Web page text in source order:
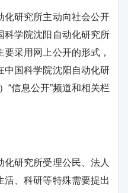
研究所主动向社会公开
科学院沈阳自动化研究所
采用网上公开的形式，
中国科学院沈阳自动化研
）“信息公开”频道和相关栏
研究所受理公民、法人
活、科研等特殊需要提出